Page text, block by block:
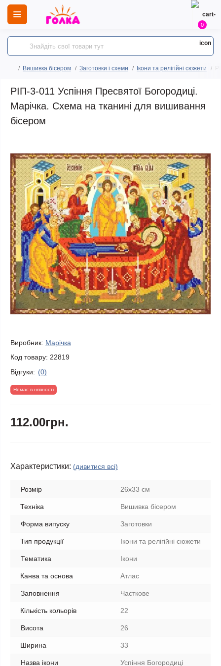
0
Вишивка бісером Заготовки і схеми Ікони та релігійні сюжети
РІП-3-011 Успіння Пресвятої Богородиці.
Марічка. Схема на тканині для вишивання
бісером
Виробник: Марічка
Код товару: 22819
Відгуки: (0)
Немає в нявності
112.00грн.
Характеристики: (дивитися всі)
Розмір 26х33 см
Техніка Вишивка бісером
Форма випуску Заготовки
Тип продукції Ікони та релігійні сюжети
Тематика Ікони
Канва та основа Атлас
Заповнення Часткове
Кількість кольорів 22
Висота 26
Ширина 33
Назва ікони Успіння Богородиці